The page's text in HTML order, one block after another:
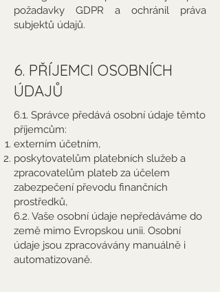
požadavky GDPR a ochránil práva
subjektů údajů.
6. PŘÍJEMCI OSOBNÍCH
ÚDAJŮ
6.1. Správce předává osobní údaje těmto
příjemcům:
externím účetním,
poskytovatelům platebních služeb a
zpracovatelům plateb za účelem
zabezpečení převodu finančních
prostředků,
6.2. Vaše osobní údaje nepředáváme do
země mimo Evropskou unii. Osobní
údaje jsou zpracovávány manuálně i
automatizovaně.